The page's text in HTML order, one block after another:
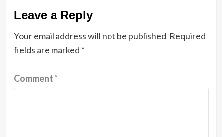
Leave a Reply
Your email address will not be published. Required
fields are marked *
Comment*